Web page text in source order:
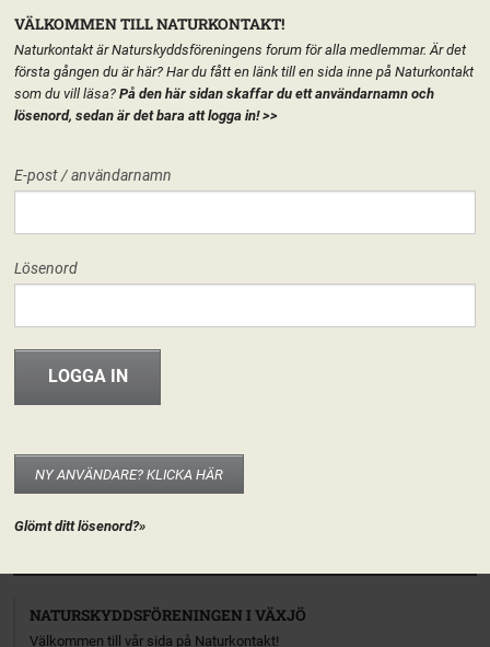
FORUM
INFO & MATERIAL
HEM FÖRENINGEN NATURSKYDDSFÖRENINGEN I VÄXJÖ
Hej världen!
29 maj, 2013
riksforeningen
startsida för de grupper som berör kretsen/länsförbundet/nätverket. Det är
NATURSKYDDSFÖRENINGEN I VÄXJÖ
Välkommen till vår sida på Naturkontakt!
VÄLKOMMEN TILL NATURKONTAKT!
Naturkontakt är Naturskyddsföreningens forum för alla medlemmar. Är det
första gången du är här? Har du fått en länk till en sida inne på Naturkontakt
som du vill läsa? På den här sidan skaffar du ett användarnamn och
lösenord, sedan är det bara att logga in!>>
E-post / användarnamn
Lösenord
NY ANVÄNDARE? KLICKA HÄR
Glömt ditt lösenord?»